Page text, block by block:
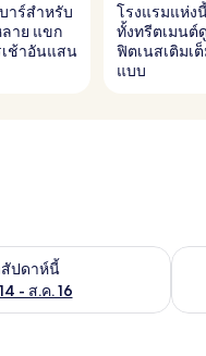
าร์สำหรับ
าย แขก
ช้าอันแสน
โรงแรมแห่ง
ทั้งทรีตเมนต์
ฟิตเนสเติม
แบบ
ปดาห์นี้
- ส.ค. 16
งพักว่างในสุดสัปดาห์นี้ ส.
ตรว